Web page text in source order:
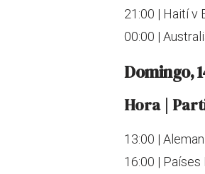
21:00 | Haití v
00:00 |
Domingo,
Hora |
13:00 |
16:00 | Países